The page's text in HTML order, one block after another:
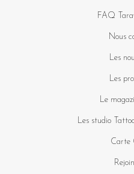
FAQ
Nous
Les
Les
Le
Les studio
Carte